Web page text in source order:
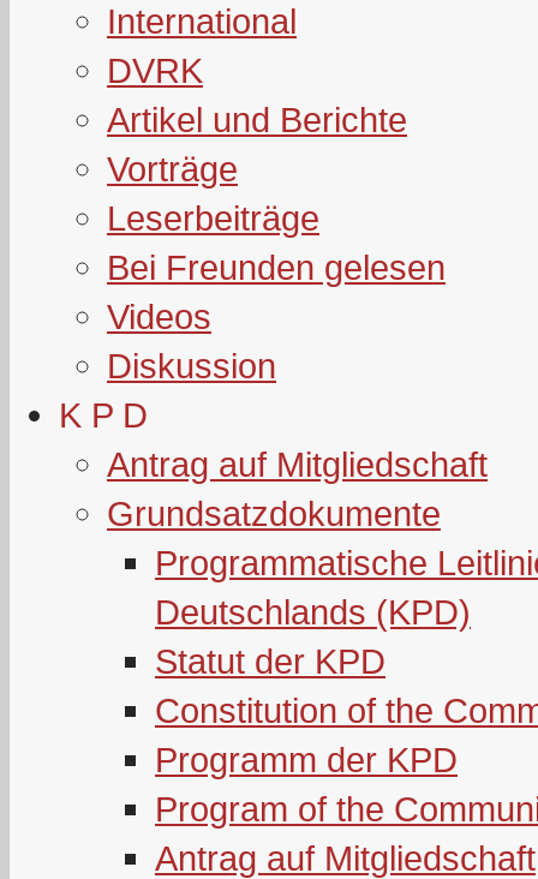
International
DVRK
Artikel und Berichte
Vorträge
Leserbeiträge
Bei Freunden gelesen
Videos
Diskussion
K P D
Antrag auf Mitgliedschaft
Grundsatzdokumente
Programmatische
Deutschlands (KPD)
Statut der KPD
Constitution of the
Programm der KPD
Program of the
Antrag auf Mitgliedschaft